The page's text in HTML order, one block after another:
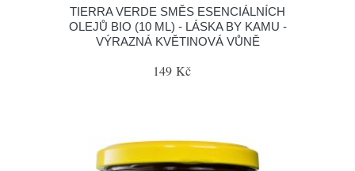
TIERRA VERDE SMĚS ESENCIÁLNÍCH
OLEJŮ BIO (10 ML) - LÁSKA BY KAMU -
VÝRAZNÁ KVĚTINOVÁ VŮNĚ
149 Kč